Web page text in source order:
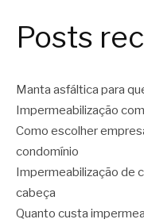
Posts
Manta asfáltica para
Impermeabilização
Como escolher
condomínio
Impermeabilização de
cabeça
Quanto custa